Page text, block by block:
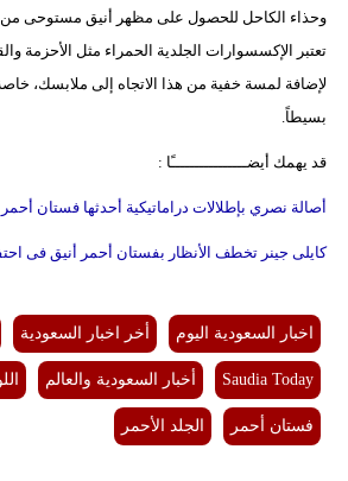
وحذاء الكاحل للحصول على مظهر أنيق مستوحى
تعتبر الإكسسوارات الجلدية الحمراء مثل الأحزمة
لإضافة لمسة خفية من هذا الاتجاه إلى ملابسك،
بسيطاً.
قد يهمك أيضــــــــــــــــًا :
أصالة نصري بإطلالات دراماتيكية أحدثها فستان
كايلى جينر تخطف الأنظار بفستان أحمر أنيق فى
اخبار السعودية اليوم أخر اخبار السعودية
Saudia Today أخبار السعودية والعالم
فستان أحمر الجلد الأحمر